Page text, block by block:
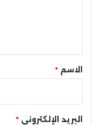
* الاسم *
البريد الإلكتروني *